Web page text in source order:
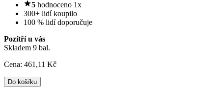
5 hodnoceno 1x
300+ lidí koupilo
100 % lidí doporučuje
Pozítří u vás
Skladem 9 bal.
Cena: 461 ,11 Kč
Do košíku